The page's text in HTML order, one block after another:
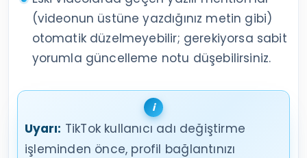
(videonun üstüne yazdığınız metin gibi)
otomatik düzelmeyebilir; gerekiyorsa sabit
yorumla güncelleme notu düşebilirsiniz.
Uyarı: TikTok kullanıcı adı değiştirme
işleminden önce, profil bağlantınızı